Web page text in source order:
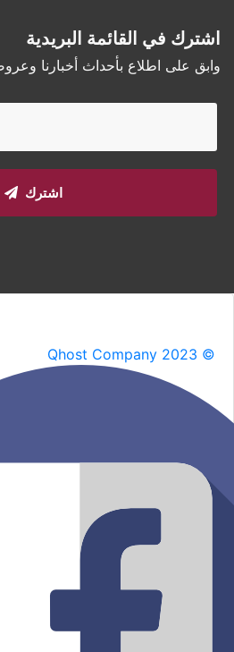
اشترك في القائمة البريدية
وابق على اطلاع بأحداث أخبارنا
اشترك
Qhost Company 2023 ©